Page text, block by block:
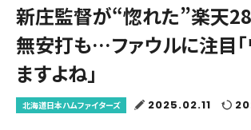
新庄監督が“惚れた”楽天
無安打も…ファウルに注目「
ますよね」
北海道日本ハムファイターズ 2025.02.11